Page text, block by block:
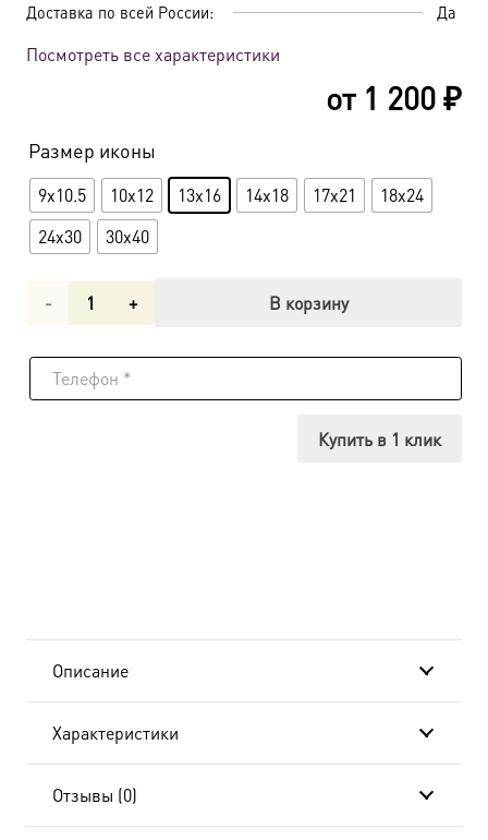
Доставка по всей России: Да
Посмотреть все характеристики
от 1 200₽
Размер иконы
9x10.5 10x12 13x16 14x18 17x21
18x24
24x30
30x40
Количество
Икона
В корзину
Купить в 1 клик
Описание
Характеристики
Отзывы (0)